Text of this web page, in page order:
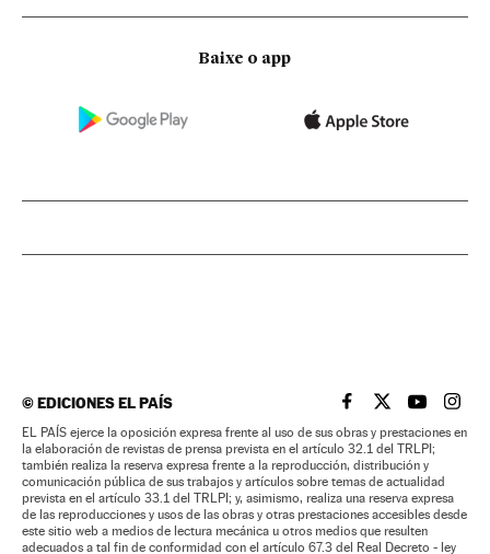
Baixe o app
©EDICIONES EL PAÍS EL PAÍS BRASIL EN
EL PAÍSEL PAÍS
EL
EL PAÍS ejerce la oposición expresa frente al uso de sus obras y prestaciones en
la elaboración de revistas de prensa prevista en el artículo 32.1 del TRLPI;
también realiza la reserva expresa frente a la reproducción, distribución y
comunicación pública de sus trabajos y artículos sobre temas de actualidad
prevista en el artículo 33.1 del TRLPI; y, asimismo, realiza una reserva expresa
de las reproducciones y usos de las obras y otras prestaciones accesibles desde
este sitio web a medios de lectura mecánica u otros medios que resulten
adecuados a tal fin de conformidad con el artículo 67.3 del Real Decreto - ley